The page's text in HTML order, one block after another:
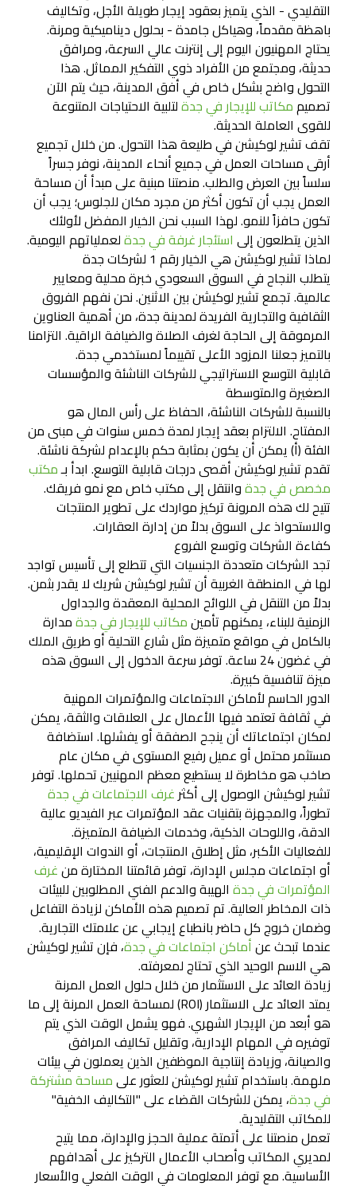
التقليدي - الذي يتميز بعقود إيجار طويلة الأجل، وتكاليف
باهظة مقدماً، وهياكل جامدة - بحلول ديناميكية ومرنة.
يحتاج المهنيون اليوم إلى إنترنت عالي السرعة، ومرافق
حديثة، ومجتمع من الأفراد ذوي التفكير المماثل. هذا
التحول واضح بشكل خاص في أفق المدينة، حيث يتم الآن
تصميممكاتب للإيجار في جدةلتلبية الاحتياجات المتنوعة
للقوى العاملة الحديثة.
تقف تشير لوكيشن في طليعة هذا التحول. من خلال تجميع
أرقى مساحات العمل في جميع أنحاء المدينة، نوفر جسراً
سلساً بين العرض والطلب. منصتنا مبنية على مبدأ أن مساحة
العمل يجب أن تكون أكثر من مجرد مكان للجلوس؛ يجب أن
تكون حافزاً للنمو. لهذا السبب نحن الخيار المفضل لأولئك
الذين يتطلعون إلى استئجار غرفة في جدةلعملياتهم اليومية.
لماذا تشير لوكيشن هي الخيار رقم 1 لشركات جدة
يتطلب النجاح في السوق السعودي خبرة محلية ومعايير
عالمية. تجمع تشير لوكيشن بين الاثنين. نحن نفهم الفروق
الثقافية والتجارية الفريدة لمدينة جدة، من أهمية العناوين
المرموقة إلى الحاجة لغرف الصلاة والضيافة الراقية. التزامنا
بالتميز جعلنا المزود الأعلى تقييماً لمستخدمي جدة.
قابلية التوسع الاستراتيجي للشركات الناشئة والمؤسسات
الصغيرة والمتوسطة
بالنسبة للشركات الناشئة، الحفاظ على رأس المال هو
المفتاح. الالتزام بعقد إيجار لمدة خمس سنوات في مبنى من
الفئة (أ) يمكن أن يكون بمثابة حكم بالإعدام لشركة ناشئة.
تقدم تشير لوكيشن أقصى درجات قابلية التوسع. ابدأ بـمكتب
مخصص في جدةوانتقل إلى مكتب خاص مع نمو فريقك.
تتيح لك هذه المرونة تركيز مواردك على تطوير المنتجات
والاستحواذ على السوق بدلاً من إدارة العقارات.
كفاءة الشركات وتوسع الفروع
تجد الشركات متعددة الجنسيات التي تتطلع إلى تأسيس تواجد
لها في المنطقة الغربية أن تشير لوكيشن شريك لا يقدر بثمن.
بدلاً من التنقل في اللوائح المحلية المعقدة والجداول
الزمنية للبناء، يمكنهم تأمينمكاتب للإيجار في جدةمدارة
بالكامل في مواقع متميزة مثل شارع التحلية أو طريق الملك
في غضون 24 ساعة. توفر سرعة الدخول إلى السوق هذه
ميزة تنافسية كبيرة.
الدور الحاسم لأماكن الاجتماعات والمؤتمرات المهنية
في ثقافة تعتمد فيها الأعمال على العلاقات والثقة، يمكن
لمكان اجتماعاتك أن ينجح الصفقة أو يفشلها. استضافة
مستثمر محتمل أو عميل رفيع المستوى في مكان عام
صاخب هو مخاطرة لا يستطيع معظم المهنيين تحملها. توفر
تشير لوكيشن الوصول إلى أكثر غرف الاجتماعات في جدة
تطوراً، والمجهزة بتقنيات عقد المؤتمرات عبر الفيديو عالية
الدقة، واللوحات الذكية، وخدمات الضيافة المتميزة.
للفعاليات الأكبر، مثل إطلاق المنتجات، أو الندوات الإقليمية،
أو اجتماعات مجلس الإدارة، توفر قائمتنا المختارة منغرف
المؤتمرات في جدة الهيبة والدعم الفني المطلوبين للبيئات
ذات المخاطر العالية. تم تصميم هذه الأماكن لزيادة التفاعل
وضمان خروج كل حاضر بانطباع إيجابي عن علامتك التجارية.
عندما تبحث عنأماكن اجتماعات في جدة، فإن تشير لوكيشن
هي الاسم الوحيد الذي تحتاج لمعرفته.
زيادة العائد على الاستثمار من خلال حلول العمل المرنة
يمتد العائد على الاستثمار (ROI) لمساحة العمل المرنة إلى ما
هو أبعد من الإيجار الشهري. فهو يشمل الوقت الذي يتم
توفيره في المهام الإدارية، وتقليل تكاليف المرافق
والصيانة، وزيادة إنتاجية الموظفين الذين يعملون في بيئات
ملهمة. باستخدام تشير لوكيشن للعثور علىمساحة مشتركة
في جدة، يمكن للشركات القضاء على "التكاليف الخفية"
للمكاتب التقليدية.
تعمل منصتنا على أتمتة عملية الحجز والإدارة، مما يتيح
لمديري المكاتب وأصحاب الأعمال التركيز على أهدافهم
الأساسية. مع توفر المعلومات في الوقت الفعلي والأسعار